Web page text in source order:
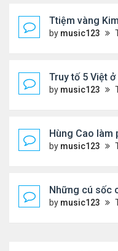
Ttiệm vàng
by music123
Truy tố 5 Việt
by music123
Hùng Cao làm
by music123
Những cú sốc
by music123